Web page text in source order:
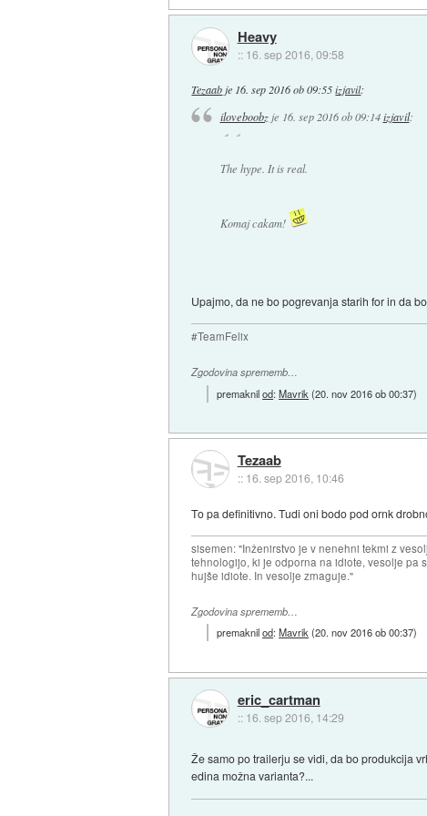
Heavy
:: 16. sep 2016, 09:58
Tezaab je 16. sep 2016 ob 09:55 izjavil:
iloveboobzje 16. sep 2016 ob 09:14 izjavil:
The hype. It is real.
Komaj cakam!
Upajmo, da ne bo pogrevanja starih for in da
#TeamFelix
Zgodovina sprememb…
premaknilod:Mavrik (20. nov 2016 ob 00:37)
Tezaab
:: 16. sep 2016, 10:46
To pa definitivno. Tudi oni bodo pod ornk
sisemen: "Inženirstvo je v nenehni tekmi z
tehnologijo, ki je odporna na idiote, vesolje pa
hujše idiote. In vesolje zmaguje."
Zgodovina sprememb…
premaknilod:Mavrik(20. nov 2016 ob 00:37)
eric_cartman
:: 16. sep 2016, 14:29
Že samo po trailerju se vidi, da bo produkcija
edina možna varianta?...